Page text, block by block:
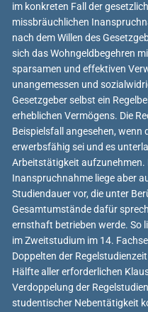
im konkreten Fall der
missbräuchlichen
nach dem Willen des
sich das Wohngeldbegehren
sparsamen und effektiven
unangemessen und
Gesetzgeber selbst ein
erheblichen Vermögens. Die
Beispielsfall angesehen, wenn
erwerbsfähig sei und es
Arbeitstätigkeit aufzunehmen.
Inanspruchnahme liege aber
Studiendauer vor, die unter
Gesamtumstände dafür
ernsthaft betrieben werde. So
im Zweitstudium im 14.
Doppelten der
Hälfte aller erforderlichen
Verdoppelung der
studentischer Nebentätigkeit